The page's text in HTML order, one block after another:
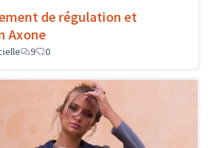
de régulation et
Axone
9 0